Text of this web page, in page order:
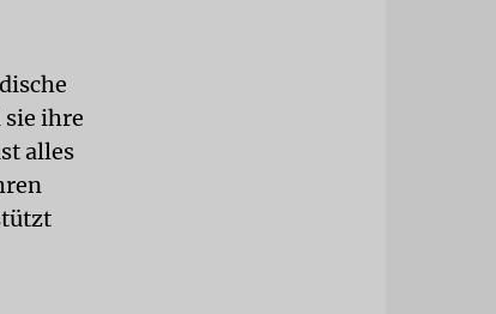
ihre
alles